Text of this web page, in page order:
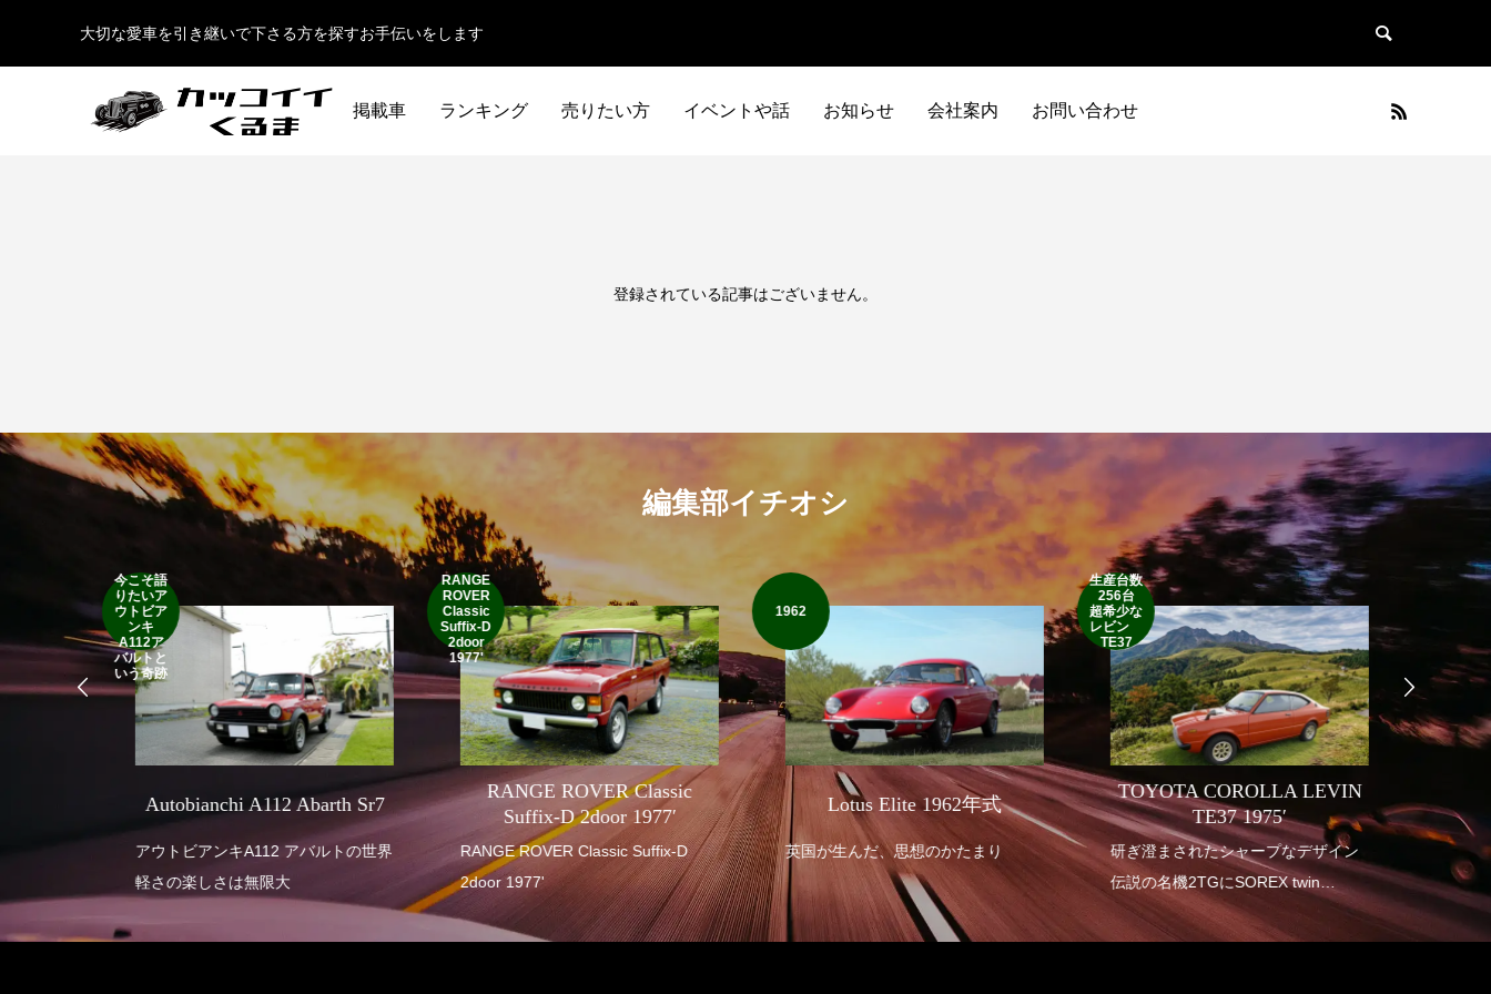
大切な愛車を引き継いで下さる方を探すお手伝いをします
掲載車 ランキング 売りたい方 イベントや話 お知らせ 会社案内 お問い合わせ
イギリス車
ENGLAND GERMANY ILTALIA
日本車 フランス車
FRANCE
登録されている記事はございません。
編集部イチオシ
今こそ語
りたいア
ウトビア
ンキ
A112ア
バルトと
いう奇跡
Autobianchi A112 Abarth Sr7
アウトビアンキA112 アバルトの世界
軽さの楽しさは無限大
RANGE
ROVER
Classic
Suffix-D
2door
1977'
RANGE ROVER Classic
Suffix-D 2door 1977′
RANGE ROVER Classic Suffix-D
2door 1977'
1962
Lotus Elite 1962年式
英国が生んだ、思想のかたまり
生産台数
256台
超希少な
レビン
TE37
TOYOTA COROLLA LEVIN
TE37 1975′
研ぎ澄まされたシャープなデザイン
伝説の名機2TGにSOREX twin
carburetor
垂涎の幻の一台
1950年
アメリ
も華や
インデ